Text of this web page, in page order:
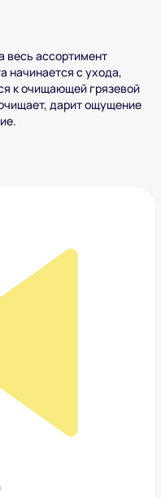
весь ассортимент
начинается с ухода,
к очищающей грязевой
дарит ощущение